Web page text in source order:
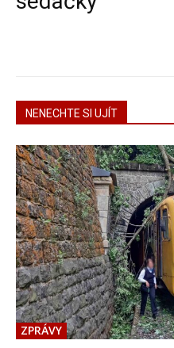
NENECHTE SI UJÍT
ZPRÁVY